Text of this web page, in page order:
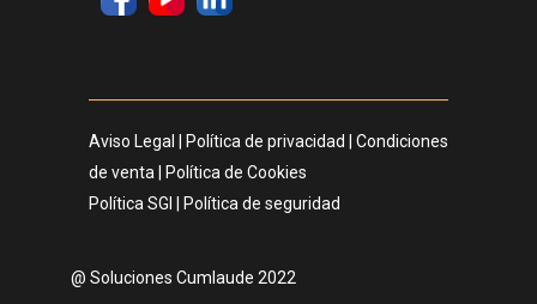
Aviso Legal Política de privacidad
Condiciones
de venta
Política de Cookies
Política SGI
Política de seguridad
@ Soluciones Cumlaude 2022